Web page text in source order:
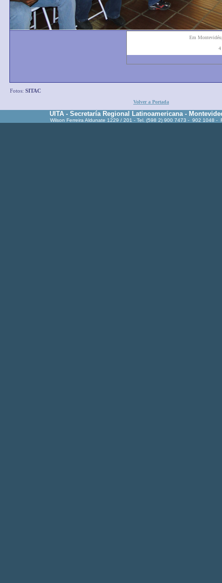
Em
4
Fotos: SITAC
Volver a Portada
UITA - Secretaría Regional Latinoamericana -
Wilson Ferreira Aldunate 1229 / 201 - Tel. (598 2) 900 7473 - 902 1048 -